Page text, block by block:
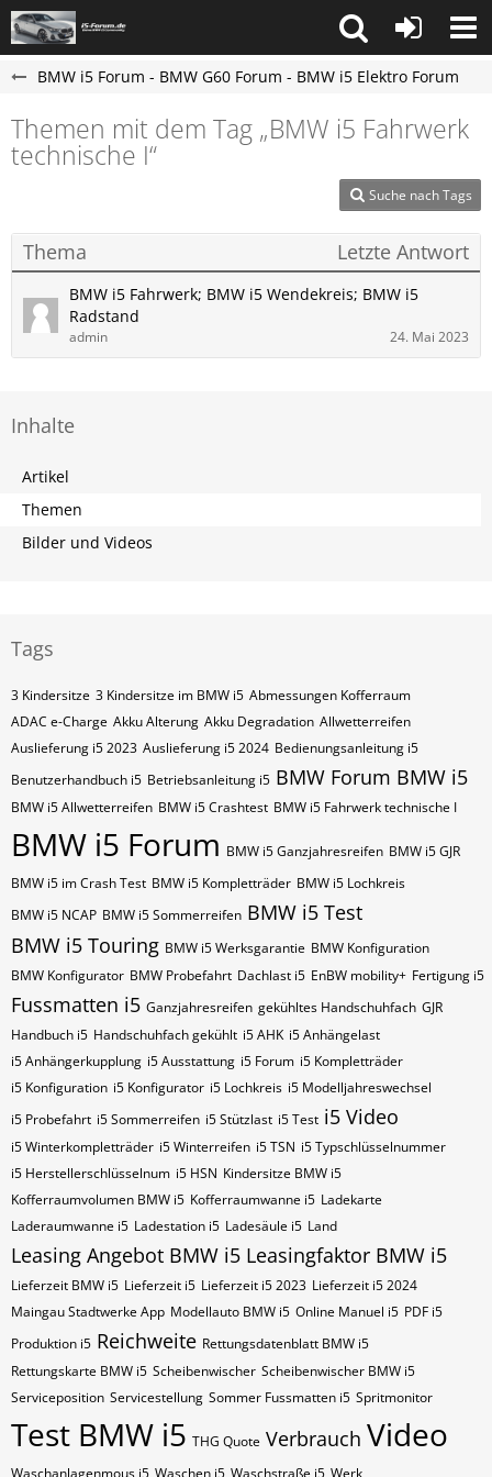
BMW i5 Forum - BMW G60 Forum - BMW i5 Elektro Forum
Themen mit dem Tag „BMW i5 Fahrwerk
technische I“
Suche nach Tags
Thema Letzte Antwort
BMW i5 Fahrwerk; BMW i5 Wendekreis; BMW i5
Radstand
admin 24. Mai 2023
Inhalte
Artikel
Themen
Bilder und Videos
Tags
3 Kindersitze 3 Kindersitze im BMW i5 Abmessungen Kofferraum
ADAC e-Charge Akku Alterung Akku Degradation Allwetterreifen
Auslieferung i5 2023 Auslieferung i5 2024 Bedienungsanleitung i5
Benutzerhandbuch i5 Betriebsanleitung i5 BMW Forum BMW i5
BMW i5 Allwetterreifen BMW i5 Crashtest BMW i5 Fahrwerk technische I
BMW i5 Forum BMW i5 Ganzjahresreifen BMW i5 GJR
BMW i5 im Crash Test BMW i5 Kompletträder BMW i5 Lochkreis
BMW i5 NCAP BMW i5 Sommerreifen BMW i5 Test
BMW i5 Touring BMW i5 Werksgarantie BMW Konfiguration
BMW Konfigurator BMW Probefahrt Dachlast i5 EnBW mobility+ Fertigung i5
Fussmatten i5 Ganzjahresreifen gekühltes Handschuhfach GJR
Handbuch i5 Handschuhfach gekühlt i5 AHK i5 Anhängelast
i5 Anhängerkupplung i5 Ausstattung i5 Forum i5 Kompletträder
i5 Konfiguration i5 Konfigurator i5 Lochkreis i5 Modelljahreswechsel
i5 Probefahrt i5 Sommerreifen i5 Stützlast i5 Test i5 Video
i5 Winterkompletträder i5 Winterreifen i5​​​​ TSN i5​​​​ Typschlüsselnummer
i5​​​​​ Herstellerschlüsselnum i5​​​​​ HSN Kindersitze BMW i5
Kofferraumvolumen BMW i5 Kofferraumwanne i5 Ladekarte
Laderaumwanne i5 Ladestation i5 Ladesäule i5 Land
Leasing Angebot BMW i5 Leasingfaktor BMW i5
Lieferzeit BMW i5 Lieferzeit i5 Lieferzeit i5 2023 Lieferzeit i5 2024
Maingau Stadtwerke App Modellauto BMW i5 Online Manuel i5 PDF i5
Produktion i5 Reichweite Rettungsdatenblatt BMW i5
Rettungskarte BMW i5 Scheibenwischer Scheibenwischer BMW​ i5
Serviceposition Servicestellung Sommer Fussmatten i5 Spritmonitor
Test BMW i5 THG Quote Verbrauch Video
Waschanlagenmous i5 Waschen i5 Waschstraße i5 Werk